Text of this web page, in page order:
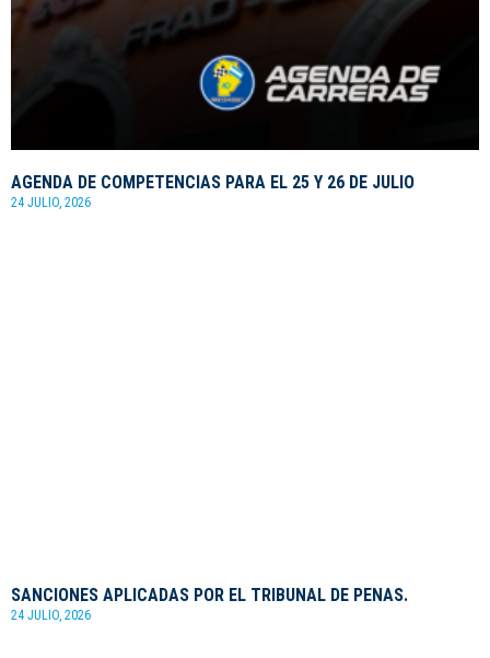
AGENDA DE COMPETENCIAS PARA EL 25 Y 26 DE JULIO
24 JULIO, 2026
SANCIONES APLICADAS POR EL TRIBUNAL DE PENAS.
24 JULIO, 2026